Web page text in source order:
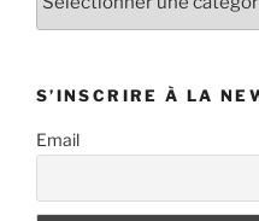
S’INSCRIRE À LA
Email